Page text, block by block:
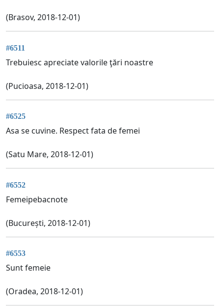
(Brasov, 2018-12-01)
#6511
Trebuiesc apreciate valorile ţări noastre
(Pucioasa, 2018-12-01)
#6525
Asa se cuvine. Respect fata de femei
(Satu Mare, 2018-12-01)
#6552
Femeipebacnote
(București, 2018-12-01)
#6553
Sunt femeie
(Oradea, 2018-12-01)